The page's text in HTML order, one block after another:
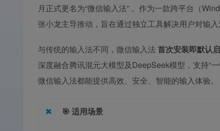
月正式更名为“微信输入法” 。作为一款跨平台（
张小龙主导推动，旨在通过独立工具解决用户对输
与传统的输入法不同，微信输入法首次安装即默认
深度融合腾讯混元大模型及DeepSeek模型，支持“
微信输入法都能提供高效、安全、智能的输入体验。
🎯 适用场景